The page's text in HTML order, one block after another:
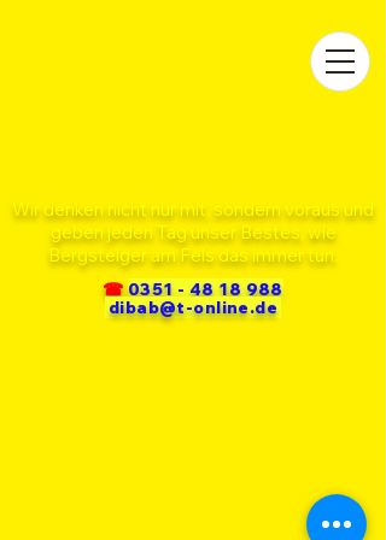
Wir denken nicht nur mit, sondern voraus und
geben jeden Tag unser Bestes, wie
Bergsteiger am Fels das immer tun.
☎0351 - 48 18 988
dibab@t-online.de